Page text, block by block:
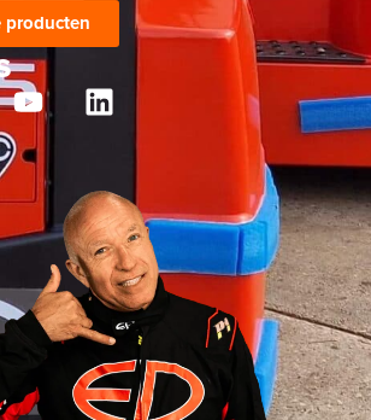
producten